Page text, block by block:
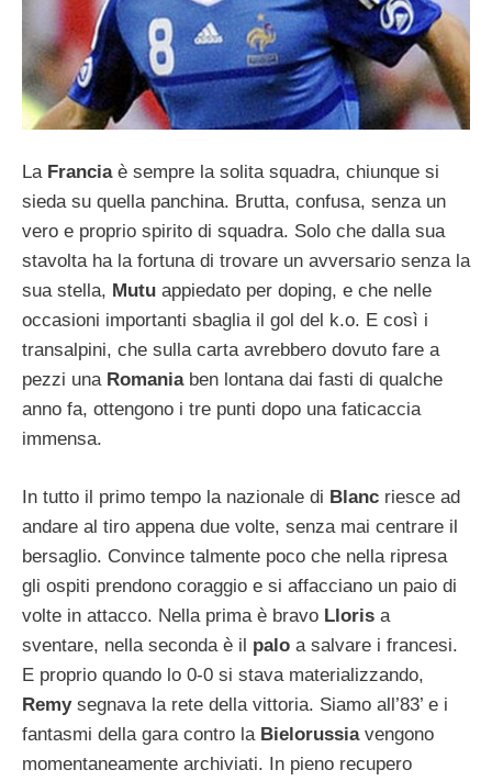
La Francia è sempre la solita squadra, chiunque si
sieda su quella panchina. Brutta, confusa, senza un
vero e proprio spirito di squadra. Solo che dalla sua
stavolta ha la fortuna di trovare un avversario senza la
sua stella, Mutu appiedato per doping, e che nelle
occasioni importanti sbaglia il gol del k.o. E così i
transalpini, che sulla carta avrebbero dovuto fare a
pezzi una Romania ben lontana dai fasti di qualche
anno fa, ottengono i tre punti dopo una faticaccia
immensa.
In tutto il primo tempo la nazionale di Blanc riesce ad
andare al tiro appena due volte, senza mai centrare il
bersaglio. Convince talmente poco che nella ripresa
gli ospiti prendono coraggio e si affacciano un paio di
volte in attacco. Nella prima è bravo Lloris a
sventare, nella seconda è il palo a salvare i francesi.
E proprio quando lo 0-0 si stava materializzando,
Remy segnava la rete della vittoria. Siamo all’83’ e i
fantasmi della gara contro la Bielorussia vengono
momentaneamente archiviati. In pieno recupero